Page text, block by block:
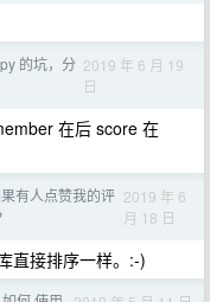
的坑，分 2019 年 6 月 19
日
在后 score 在
有人点赞我的评 2019 年 6
月 18 日
直接排序一样。:-)